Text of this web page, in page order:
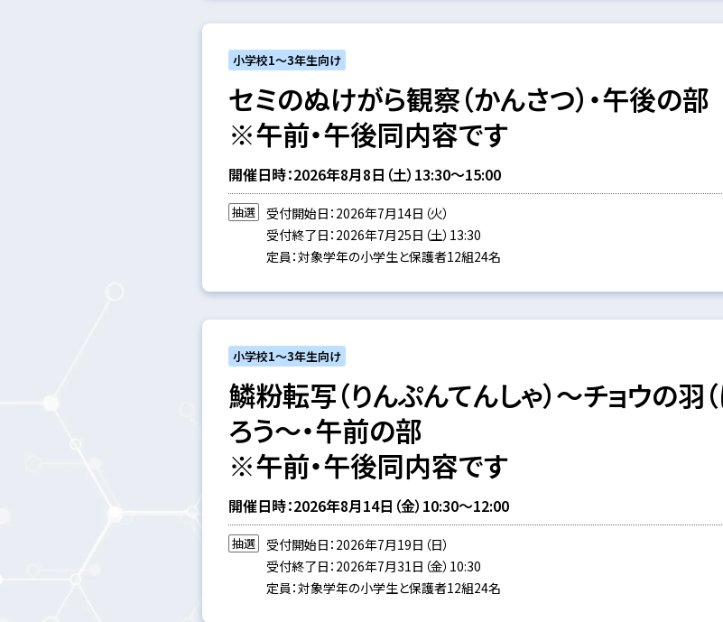
小学校1～3年生向け
セミのぬけがら観察（かんさつ）・午後の部
※午前・午後同内容です
開催日時：2026年8月8日（土）13:30～15:00
抽選
受付開始日：2026年7月14日（火）
受付終了日：2026年7月25日（土）13:30
定員：対象学年の小学生と保護者12組24名
小学校1～3年生向け
鱗粉転写（りんぷんてんしゃ）～チョウの羽
ろう～・午前の部
※午前・午後同内容です
開催日時：2026年8月14日（金）10:30～12:00
抽選
受付開始日：2026年7月19日（日）
受付終了日：2026年7月31日（金）10:30
定員：対象学年の小学生と保護者12組24名